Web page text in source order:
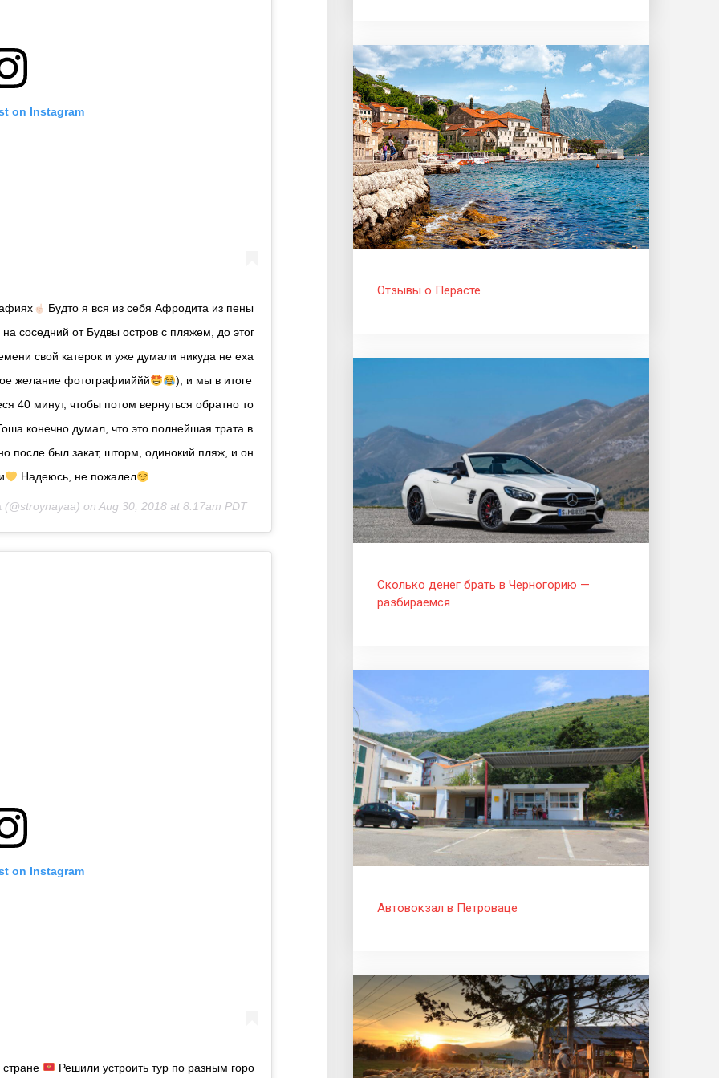
on Instagram
Будто я вся из себя Афродита из пены
соседний от Будвы остров с пляжем, до этог
свой катерок и уже думали никуда не еха
желание фотографииййй
), и мы в итоге
40 минут, чтобы потом вернуться обратно то
конечно думал, что это полнейшая трата в
после был закат, шторм, одинокий пляж, и он
Надеюсь, не пожалел
(@stroynayaa) onAug 30, 2018 at 8:17am PDT
on Instagram
Решили устроить тур по разным горо
Отзывы о Перасте
Сколько денег брать в Черногорию —
разбираемся
Автовокзал в Петроваце